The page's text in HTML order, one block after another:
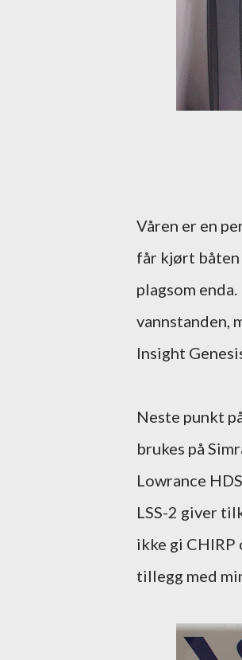
Våren er en
får kjørt båten
plagsom
vannstanden,
Insight
Neste punkt
brukes på
Lowrance
LSS-2 giver
ikke gi CHIRP
tillegg med